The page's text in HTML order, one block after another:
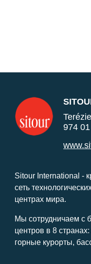
974
Sitour International -
сеть
центрах мира.
Мы сотрудничаем с
центров в 8
горные курорты,